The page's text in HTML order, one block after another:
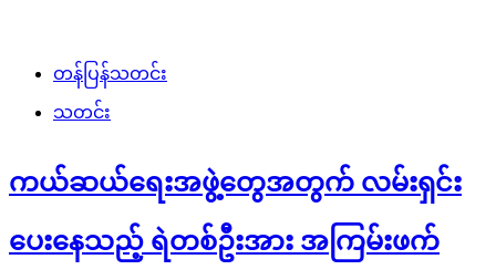
တန်ပြန်သတင်း
သတင်း
ကယ်ဆယ်ရေးအဖွဲ့တွေအတွက် လမ်းရှင်း
ပေးနေသည့် ရဲတစ်ဦးအား အကြမ်းဖက်